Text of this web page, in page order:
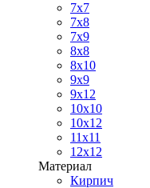
7x7
7x8
7x9
8x8
8x10
9x9
9x12
10x10
10x12
11x11
12x12
Материал
Кирпич